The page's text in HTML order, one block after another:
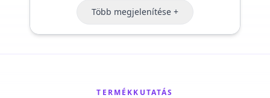
Több megjelenítése +
TERMÉKKUTATÁS